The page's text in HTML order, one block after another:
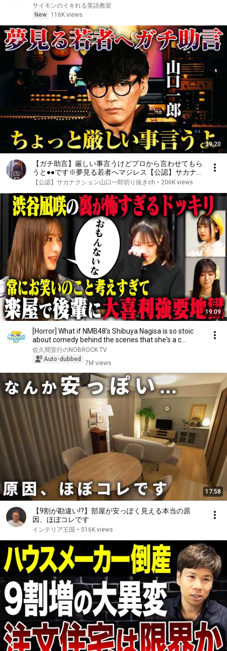
サイモンのイキれる英語教室
New
116K views
39:20
【ガチ助言】厳しい事言うけどプロから言わせてもら
うと●●です※夢見る若者へマジレス【公認】サカナク
ション山口一郎切り抜きチャンネル #サカナクション
【公認】サカナクション山口一郎切り抜きch • 206K views
19:09
[Horror] What if NMB48's Shibuya Nagisa is so stoic
about comedy behind the scenes that she's a c...
佐久間宣行のNOBROCK TV
Auto-dubbed
7M views
17:58
【9割が勘違い!?】部屋が安っぽく見える本当の原
因、ほぼコレです
インテリア王国 • 516K views